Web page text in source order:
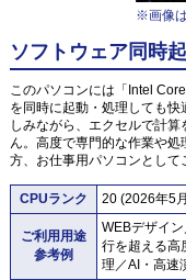
※画像
ソフトウェア同時
このパソコンには「Intel
を同時に起動・処理しても
しみながら、エクセルで計
ん。高度で専門的な作業や
方、お仕事用パソコンとして
CPUランク 20 (2026年5
ご利用用途
参考例
WEBデザイ
行を超える高
理／AI・高